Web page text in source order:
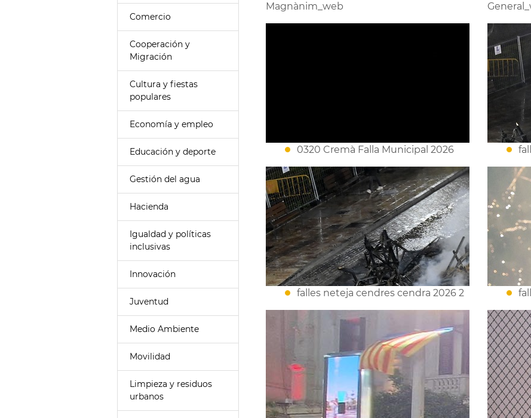
Comercio
Cooperación y
Migración
Cultura y fiestas
populares
Economía y empleo
Educación y deporte
Gestión del agua
Hacienda
Igualdad y políticas
inclusivas
Innovación
Juventud
Medio Ambiente
Movilidad
Limpieza y residuos
urbanos
Magnànim_web
0320 Cremà Falla Municipal 2026
falles neteja cendres cendra 2026 2